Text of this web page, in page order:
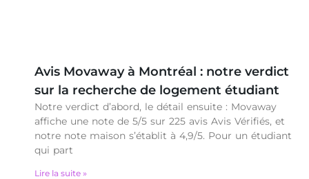
Avis Movaway à Montréal : notre verdict
sur la recherche de logement étudiant
Notre verdict d’abord, le détail ensuite : Movaway
affiche une note de 5/5 sur 225 avis Avis Vérifiés, et
notre note maison s’établit à 4,9/5. Pour un étudiant
qui part
Lire la suite »